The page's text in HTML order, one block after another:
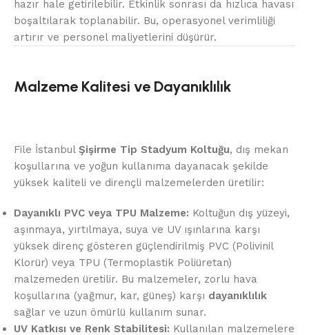
hazır hale getirilebilir. Etkinlik sonrası da hızlıca havası
boşaltılarak toplanabilir. Bu, operasyonel verimliliği
artırır ve personel maliyetlerini düşürür.
Malzeme Kalitesi ve Dayanıklılık
File İstanbul Şişirme Tip Stadyum Koltuğu, dış mekan
koşullarına ve yoğun kullanıma dayanacak şekilde
yüksek kaliteli ve dirençli malzemelerden üretilir:
Dayanıklı PVC veya TPU Malzeme: Koltuğun dış yüzeyi,
aşınmaya, yırtılmaya, suya ve UV ışınlarına karşı
yüksek direnç gösteren güçlendirilmiş PVC (Polivinil
Klorür) veya TPU (Termoplastik Poliüretan)
malzemeden üretilir. Bu malzemeler, zorlu hava
koşullarına (yağmur, kar, güneş) karşı dayanıklılık
sağlar ve uzun ömürlü kullanım sunar.
UV Katkısı ve Renk Stabilitesi: Kullanılan malzemelere